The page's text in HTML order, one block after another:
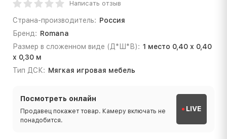
Написать отзыв
Страна-производитель: Россия
Бренд: Romana
Размер в сложенном виде (Д*Ш*В): 1 место 0,40 х 0,40
х 0,30 м
Тип ДСК: Мягкая игровая мебель
Посмотреть онлайн
Продавец покажет товар. Камеру включать не
понадобится.
LIVE